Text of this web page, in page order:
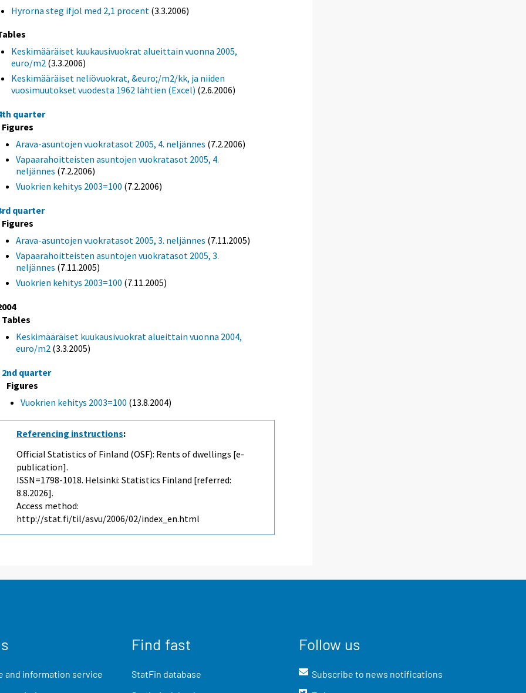
Hyrorna steg ifjol med 2,1 procent (3.3.2006)
Keskimääräiset kuukausivuokrat alueittain vuonna 2005,
euro/m2 (3.3.2006)
Keskimääräiset neliövuokrat, &euro;/m2/kk, ja niiden
vuosimuutokset vuodesta 1962 lähtien (Excel) (2.6.2006)
quarter
Figures
Arava-asuntojen vuokratasot 2005, 4. neljännes (7.2.2006)
Vapaarahoitteisten asuntojen vuokratasot 2005, 4.
neljännes (7.2.2006)
Vuokrien kehitys 2003=100 (7.2.2006)
quarter
Figures
Arava-asuntojen vuokratasot 2005, 3. neljännes (7.11.2005)
Vapaarahoitteisten asuntojen vuokratasot 2005, 3.
neljännes (7.11.2005)
Vuokrien kehitys 2003=100 (7.11.2005)
Tables
Keskimääräiset kuukausivuokrat alueittain vuonna 2004,
euro/m2 (3.3.2005)
2nd quarter
Figures
Vuokrien kehitys 2003=100 (13.8.2004)
Referencing instructions:
Official Statistics of Finland (OSF): Rents of dwellings [e-
publication].
ISSN=1798-1018. Helsinki: Statistics Finland [referred:
8.8.2026].
Access method:
http://stat.fi/til/asvu/2006/02/index_en.html
and information service
Find fast
StatFin database
Follow us
Subscribe to news notifications